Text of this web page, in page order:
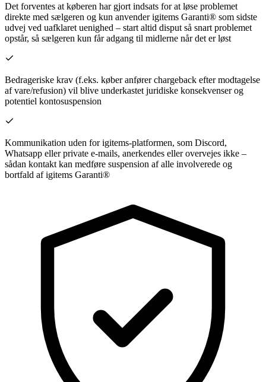
Det forventes at køberen har gjort indsats for at løse problemet
direkte med sælgeren og kun anvender igitems Garanti® som sidste
udvej ved uafklaret uenighed – start altid disput så snart problemet
opstår, så sælgeren kun får adgang til midlerne når det er løst
Bedrageriske krav (f.eks. køber anfører chargeback efter modtagelse
af vare/refusion) vil blive underkastet juridiske konsekvenser og
potentiel kontosuspension
Kommunikation uden for igitems-platformen, som Discord,
Whatsapp eller private e-mails, anerkendes eller overvejes ikke –
sådan kontakt kan medføre suspension af alle involverede og
bortfald af igitems Garanti®